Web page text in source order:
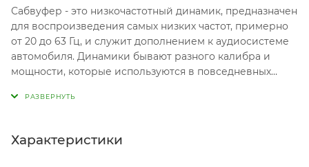
Сабвуфер - это низкочастотный динамик, предназначен
для воспроизведения самых низких частот, примерно
от 20 до 63 Гц, и служит дополнением к аудиосистеме
автомобиля. Динамики бывают разного калибра и
мощности, которые используются в повседневных
давлению - SPL.
Характеристики